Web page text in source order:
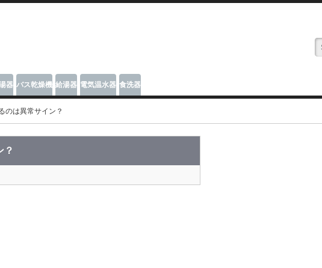
器 バス乾燥機 給湯器 電気温水器 食洗器
のは異常サイン？
？